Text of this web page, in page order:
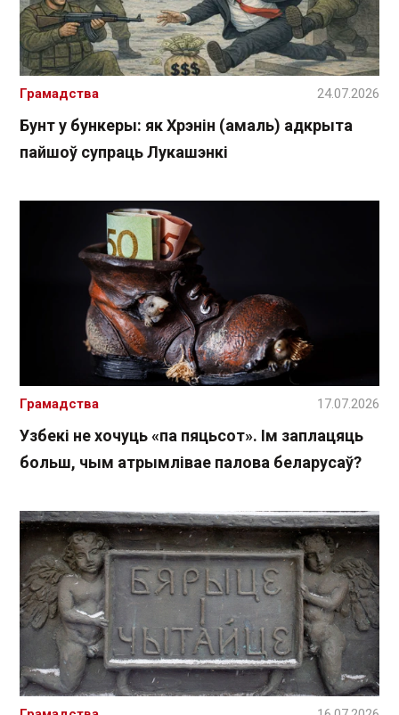
Бунт у бункеры: як Хрэнін (амаль) адкрыта
пайшоў супраць Лукашэнкі
Грамадства 24.07.2026
Узбекі не хочуць «па пяцьсот». Ім заплацяць
больш, чым атрымлівае палова беларусаў?
Грамадства 17.07.2026